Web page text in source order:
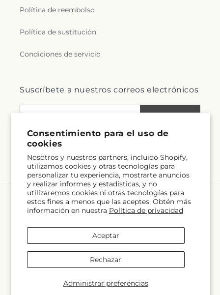
Consentimiento para el uso de
cookies
Nosotros y nuestros partners, incluido Shopify,
utilizamos cookies y otras tecnologías para
personalizar tu experiencia, mostrarte anuncios
y realizar informes y estadísticas, y no
utilizaremos cookies ni otras tecnologías para
estos fines a menos que las aceptes. Obtén más
información en nuestra Política de privacidad
Administrar preferencias
Aceptar
Rechazar
Política de reembolso
Política de sustitución
Condiciones de servicio
Suscríbete a nuestros correos electrónicos
FacebookInstagram
Idioma
Formas
pago
© 2026,Village Flower Shop Desarrollado por Shopify y FTD